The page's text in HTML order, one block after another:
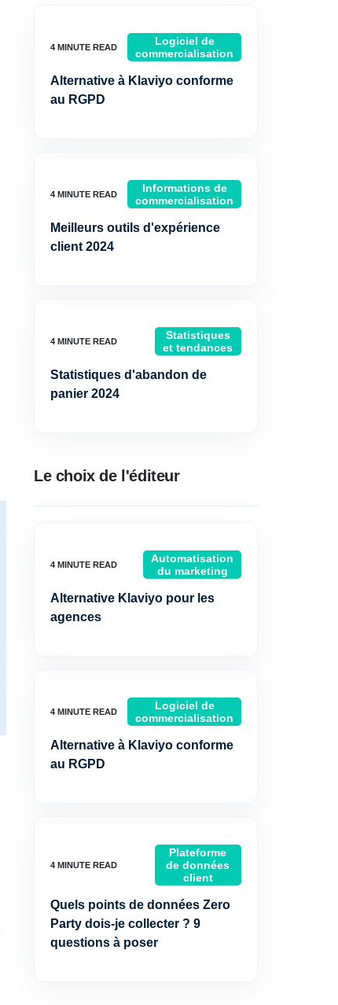
Logiciel de
commercialisation
Alternative à Klaviyo conforme
au RGPD
Informations de
commercialisation
Meilleurs outils d'expérience
client 2024
Statistiques
et tendances
Statistiques d'abandon de
panier 2024
Le choix de l'éditeur
Automatisation
du marketing
Alternative Klaviyo pour les
agences
Logiciel de
commercialisation
Alternative à Klaviyo conforme
au RGPD
Plateforme
de données
client
Quels points de données Zero
Party dois-je collecter ? 9
questions à poser